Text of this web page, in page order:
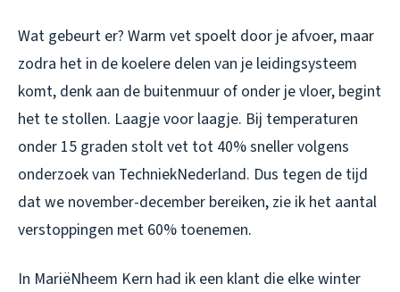
Wat gebeurt er? Warm vet spoelt door je afvoer, maar
zodra het in de koelere delen van je leidingsysteem
komt, denk aan de buitenmuur of onder je vloer, begint
het te stollen. Laagje voor laagje. Bij temperaturen
onder 15 graden stolt vet tot 40% sneller volgens
onderzoek van TechniekNederland. Dus tegen de tijd
dat we november-december bereiken, zie ik het aantal
verstoppingen met 60% toenemen.
In MariëNheem Kern had ik een klant die elke winter